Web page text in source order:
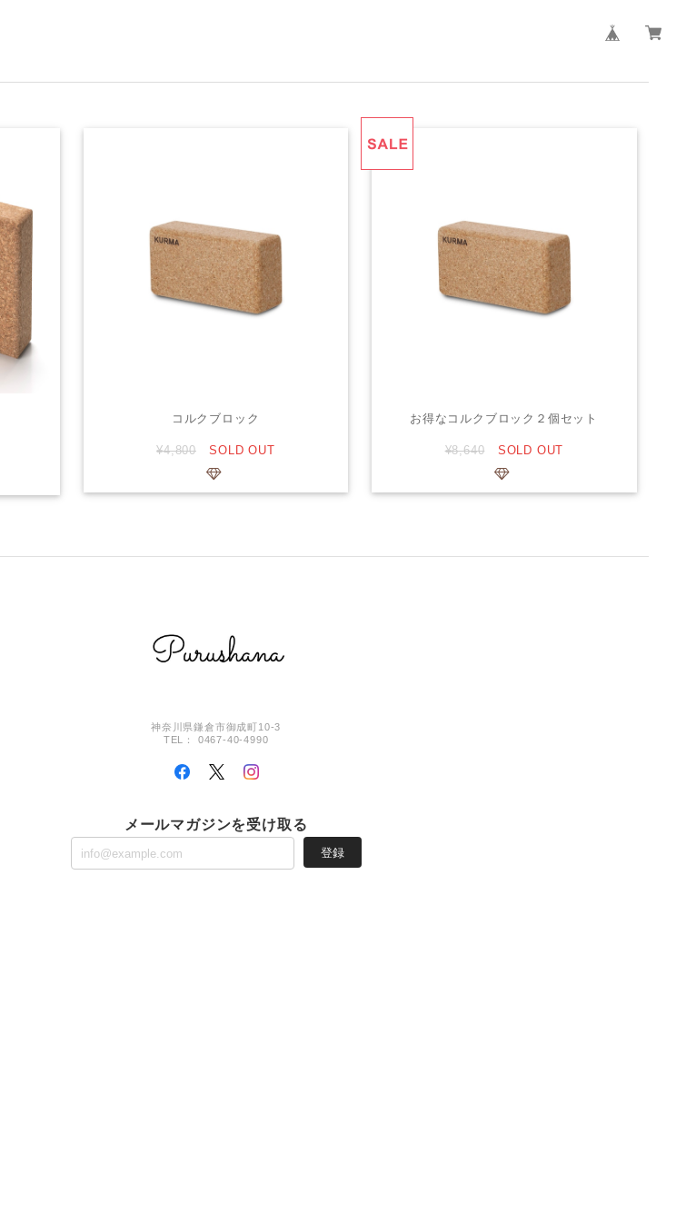
コルクブロック
¥4,800 SOLD OUT
お得なコルクブロック２個セット
¥8,640 SOLD OUT
神奈川県鎌倉市御成町10-3
TEL： 0467-40-4990
メールマガジンを受け取る
登録